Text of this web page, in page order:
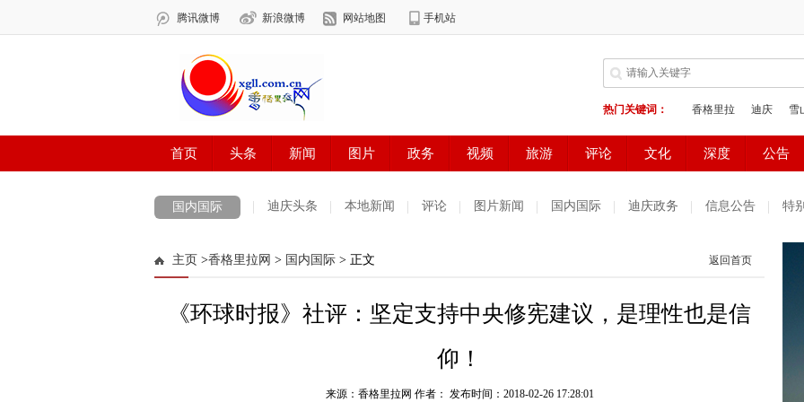
国内国际 迪庆头条 本地新闻 评论 图片新闻 国内国际 迪庆政务 信息公告 特
主页 >香格里拉网 > 国内国际 > 正文 返回首页
《环球时报》社评：坚定支持中央修宪建议，是理性也是信
仰！
来源：香格里拉网 作者： 发布时间：2018-02-26 17:28:01